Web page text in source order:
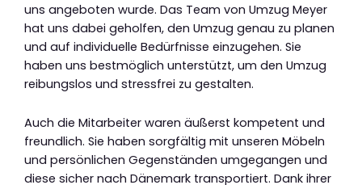
uns angeboten wurde. Das Team von Umzug Meyer
hat uns dabei geholfen, den Umzug genau zu planen
und auf individuelle Bedürfnisse einzugehen. Sie
haben uns bestmöglich unterstützt, um den Umzug
reibungslos und stressfrei zu gestalten.
Auch die Mitarbeiter waren äußerst kompetent und
freundlich. Sie haben sorgfältig mit unseren Möbeln
und persönlichen Gegenständen umgegangen und
diese sicher nach Dänemark transportiert. Dank ihrer